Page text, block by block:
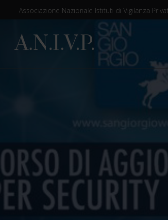
Associazione Nazionale Istituti di Vigilanza
A.N.I.V.P.